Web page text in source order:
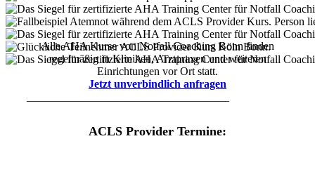
Alle AHA Kurse von Notfall Coaching Bonn finden
regelmäßig in Kliniken, Arztpraxen und weiteren
Einrichtungen vor Ort statt.
Jetzt unverbindlich anfragen
ACLS Provider Termine: